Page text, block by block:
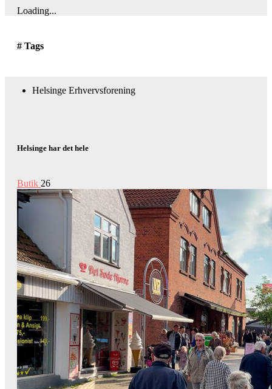
Loading...
# Tags
Helsinge Erhvervsforening
Helsinge har det hele
Butik 26